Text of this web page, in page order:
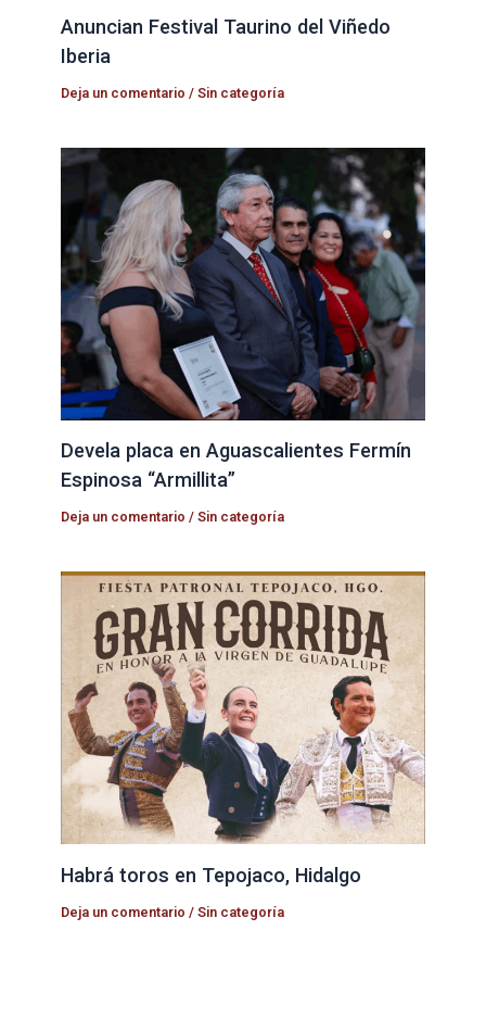
Anuncian Festival Taurino del Viñedo
Iberia
Deja un comentario /Sin categoría
Devela placa en Aguascalientes Fermín
Espinosa “Armillita”
Deja un comentario /Sin categoría
Habrá toros en Tepojaco, Hidalgo
Deja un comentario /Sin categoría